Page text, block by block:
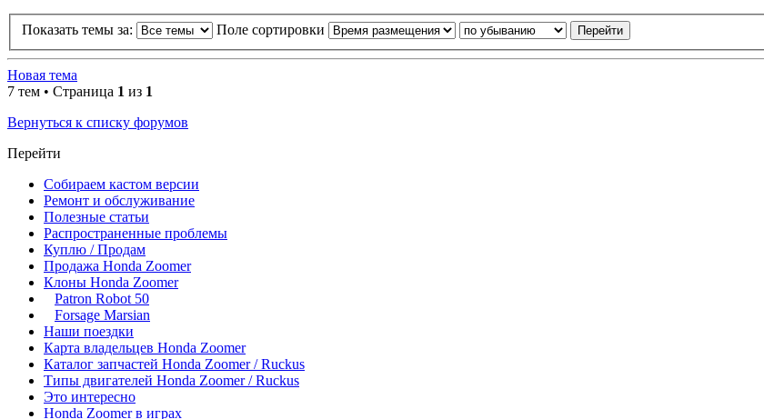
Показать темы за: Поле сортировки
Новая тема
7 тем • Страница 1 из 1
Вернуться к списку форумов
Перейти
Собираем кастом версии
Ремонт и обслуживание
Полезные статьи
Распространенные проблемы
Куплю / Продам
Продажа Honda Zoomer
Клоны Honda Zoomer
Patron Robot 50
Forsage Marsian
Наши поездки
Карта владельцев Honda Zoomer
Каталог запчастей Honda Zoomer / Ruckus
Типы двигателей Honda Zoomer / Ruckus
Это интересно
Honda Zoomer в играх